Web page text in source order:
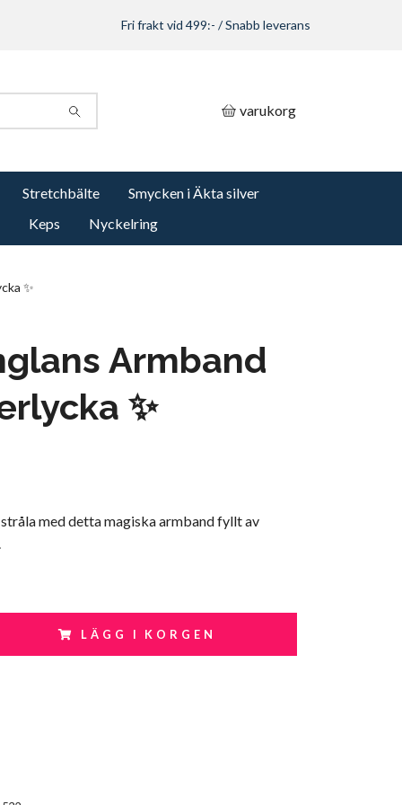
Fri frakt vid 499:- / Snabb leverans
varukorg
Stretchbälte
Smycken i Äkta silver
Keps
Nyckelring
✨
Armband
✨
med detta magiska armband fyllt av
LÄGG I KORGEN